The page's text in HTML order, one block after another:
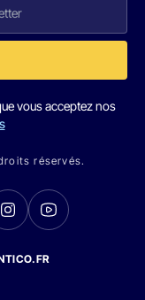
vous acceptez nos
réservés.